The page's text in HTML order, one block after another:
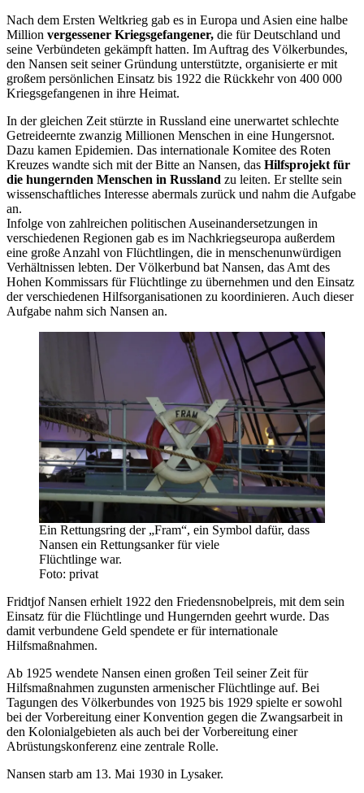
Nach dem Ersten Weltkrieg gab es in Europa und Asien eine halbe
Million vergessener Kriegsgefangener, die für Deutschland und
seine Verbündeten gekämpft hatten. Im Auftrag des Völkerbundes,
den Nansen seit seiner Gründung unterstützte, organisierte er mit
großem persönlichen Einsatz bis 1922 die Rückkehr von 400 000
Kriegsgefangenen in ihre Heimat.
In der gleichen Zeit stürzte in Russland eine unerwartet schlechte
Getreideernte zwanzig Millionen Menschen in eine Hungersnot.
Dazu kamen Epidemien. Das internationale Komitee des Roten
Kreuzes wandte sich mit der Bitte an Nansen, das Hilfsprojekt für
die hungernden Menschen in Russland zu leiten. Er stellte sein
wissenschaftliches Interesse abermals zurück und nahm die Aufgabe
an.
Infolge von zahlreichen politischen Auseinandersetzungen in
verschiedenen Regionen gab es im Nachkriegseuropa außerdem
eine große Anzahl von Flüchtlingen, die in menschenunwürdigen
Verhältnissen lebten. Der Völkerbund bat Nansen, das Amt des
Hohen Kommissars für Flüchtlinge zu übernehmen und den Einsatz
der verschiedenen Hilfsorganisationen zu koordinieren. Auch dieser
Aufgabe nahm sich Nansen an.
Ein Rettungsring der „Fram“, ein Symbol dafür, dass
Nansen ein Rettungsanker für viele
Flüchtlinge war.
Foto: privat
Fridtjof Nansen erhielt 1922 den Friedensnobelpreis, mit dem sein
Einsatz für die Flüchtlinge und Hungernden geehrt wurde. Das
damit verbundene Geld spendete er für internationale
Hilfsmaßnahmen.
Ab 1925 wendete Nansen einen großen Teil seiner Zeit für
Hilfsmaßnahmen zugunsten armenischer Flüchtlinge auf. Bei
Tagungen des Völkerbundes von 1925 bis 1929 spielte er sowohl
bei der Vorbereitung einer Konvention gegen die Zwangsarbeit in
den Kolonialgebieten als auch bei der Vorbereitung einer
Abrüstungskonferenz eine zentrale Rolle.
Nansen starb am 13. Mai 1930 in Lysaker.